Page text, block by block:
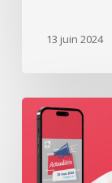
13 juin 2024
Une
identité
visuelle
organisée